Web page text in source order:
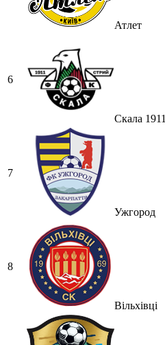
Атлет
6
Скала 1911
7
Ужгород
8
Вільхівці